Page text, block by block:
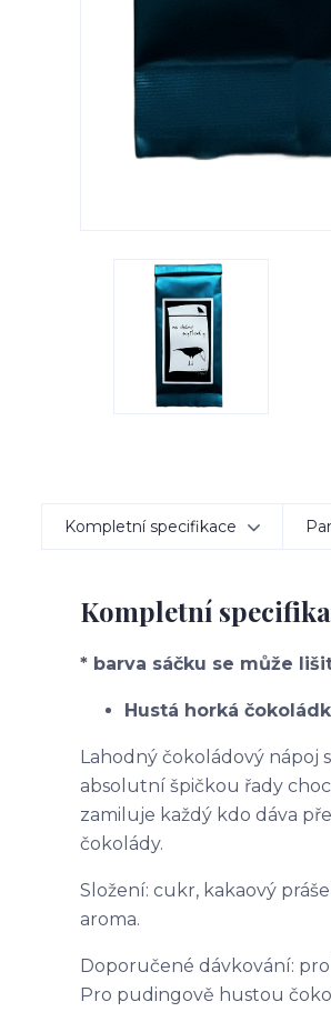
Kompletní specifikace
Kompletní
* barva sáčku se může
Hustá horká
Lahodný čokoládový nápoj
absolutní špičkou řady
zamiluje každý kdo dáva
čokolády.
Složení: cukr, kakaový
aroma.
Doporučené dávkování:
Pro pudingově hustou